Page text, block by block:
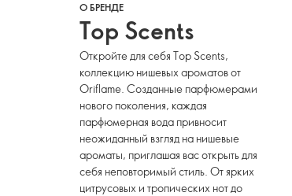
О БРЕНДЕ
Top Scents
Откройте для себя Top Scents,
коллекцию нишевых ароматов от
Oriflame. Созданные парфюмерами
нового поколения, каждая
парфюмерная вода привносит
неожиданный взгляд на нишевые
ароматы, приглашая вас открыть для
себя неповторимый стиль. От ярких
цитрусовых и тропических нот до